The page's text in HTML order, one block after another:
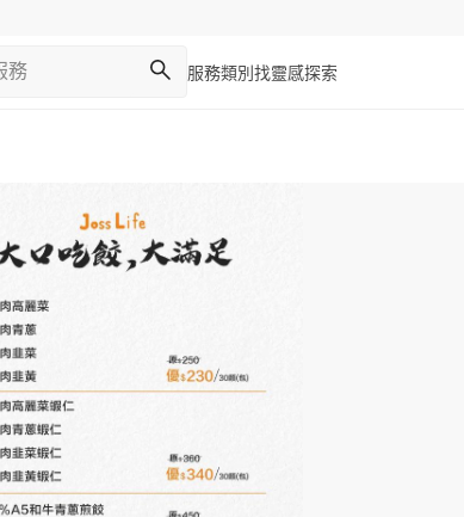
服務類別 找靈感探索